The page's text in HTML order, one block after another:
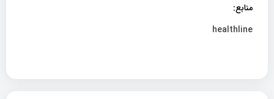
منابع:
healthline